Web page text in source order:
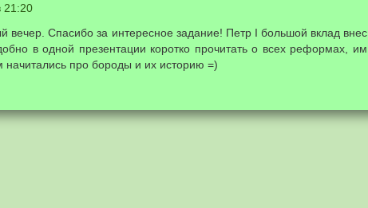
21:20
вечер. Спасибо за интересное задание! Петр I большой вклад внес
в одной презентации коротко прочитать о всех реформах, им
начитались про бороды и их историю =)